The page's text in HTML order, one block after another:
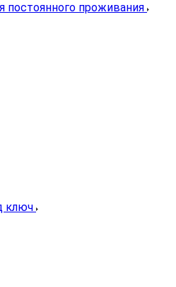
постоянного проживания
ключ